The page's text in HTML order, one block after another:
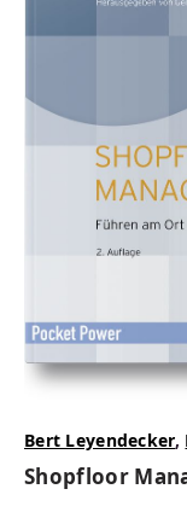
Bert Leyendecker,
Shopfloor